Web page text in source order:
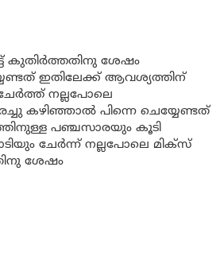
കുതിർത്തതിനു ശേഷം
ഇതിലേക്ക് ആവശ്യത്തിന്
നല്ലപോലെ
കഴിഞ്ഞാൽ പിന്നെ ചെയ്യേണ്ടത്
പഞ്ചസാരയും കൂടി
ചേർന്ന് നല്ലപോലെ മിക്സ്
ശേഷം